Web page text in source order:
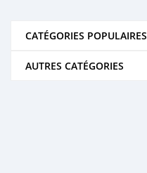
CATÉGORIES POPULAIRES
AUTRES CATÉGORIES